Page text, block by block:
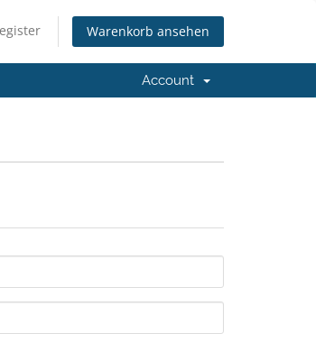
Warenkorb ansehen
Account